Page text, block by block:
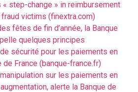
« step-change » in reimbursement
victims (finextra.com)
fêtes de fin d’année, la Banque
quelques principes
sécurité pour les paiements en
de France (banque-france.fr)
sur les paiements en
alerte la Banque de